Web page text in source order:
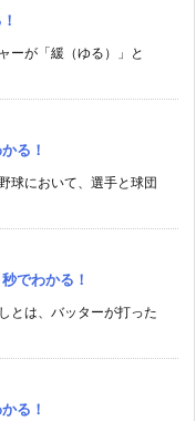
ーが「緩（ゆる）」と
る！
球において、選手と球団
でわかる！
とは、バッターが打った
る！